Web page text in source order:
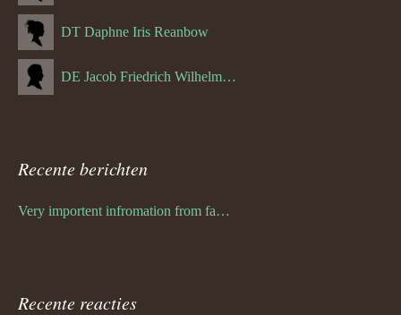
DT Daphne Iris Reanbow
DE Jacob Friedrich Wilhelm Hurth
Recente berichten
Very importent infromation from family Schwulst
Recente reacties